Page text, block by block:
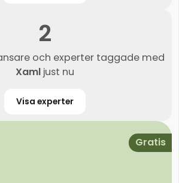
2
och experter taggade med
Xaml just nu
Visa experter
Gratis